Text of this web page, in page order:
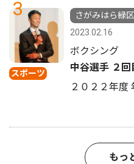
3
スポーツ
さがみはら緑区
2023.02.16
ボクシング
中谷選手 ２回
２０２２年度
もっ